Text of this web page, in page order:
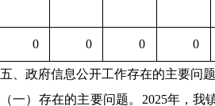
0 0 0 0
五、政府信息公开工作存在的主要问
（一）存在的主要问题。 2025年，我